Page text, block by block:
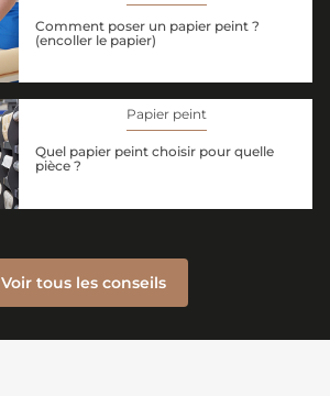
Comment poser un papier peint ?
(encoller le papier)
Papier peint
Quel papier peint choisir pour quelle
pièce ?
Voir tous les conseils